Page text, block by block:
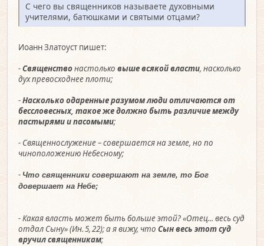
С чего вы священников называете духовными
учителями, батюшками и святыми отцами?
Иоанн Златоуст пишет:
-Священствонастолько выше всякой власти, насколько
дух превосходнее плоти;
-Насколько одаренные разумом люди отличаются от
бессловесных, такое же должно быть различие между
пастырями и пасомыми;
- Священнослужение – совершается на земле, но по
чиноположению Небесному;
- Что священники совершают на земле, то Бог
довершает на Небе;
- Какая власть может быть больше этой? «Отец... весь суд
отдал Сыну» (Ин. 5, 22); а я вижу, что Сын весь этот суд
вручил священникам;